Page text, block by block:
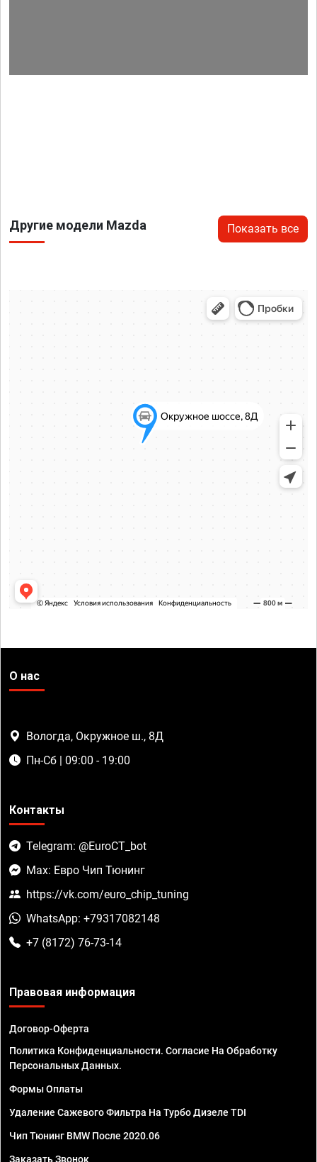
Другие модели Mazda Показать все
О нас
Вологда, Окружное ш., 8Д
Пн-Сб | 09:00 - 19:00
Контакты
Telegram: @EuroCT_bot
Max: Евро Чип Тюнинг
https://vk.com/euro_chip_tuning
WhatsApp: +79317082148
+7 (8172) 76-73-14
Правовая информация
Договор-Оферта
Политика Конфиденциальности. Согласие На Обработку
Персональных Данных.
Формы Оплаты
Удаление Сажевого Фильтра На Турбо Дизеле TDI
Чип Тюнинг BMW После 2020.06
Заказать Звонок